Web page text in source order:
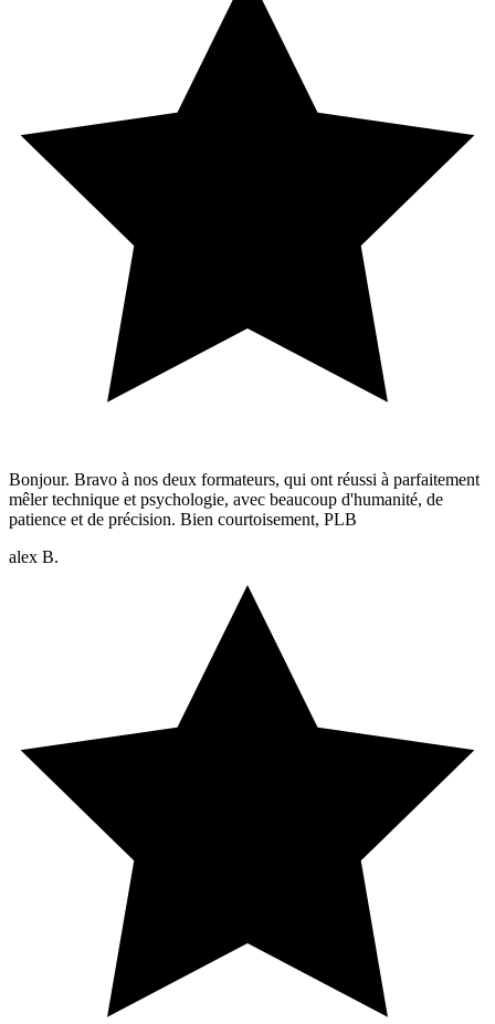
Bonjour. Bravo à nos deux formateurs, qui ont réussi à parfaitement
mêler technique et psychologie, avec beaucoup d'humanité, de
patience et de précision. Bien courtoisement, PLB
alex B.